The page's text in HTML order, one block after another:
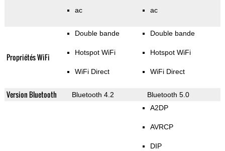
ac ac
Propriétés WiFi
Double bande
Hotspot WiFi
WiFi Direct
Double bande
Hotspot WiFi
WiFi Direct
Version Bluetooth Bluetooth 4.2 Bluetooth 5.0
A2DP
AVRCP
DIP